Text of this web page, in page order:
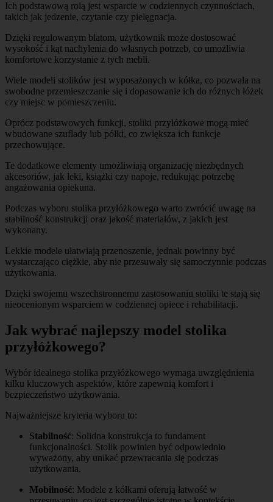
Ich podstawową rolą jest wsparcie w codziennych czynnościach,
takich jak jedzenie, czytanie czy pielęgnacja.
Dzięki regulowanym blatom, użytkownik może dostosować
wysokość i kąt nachylenia do własnych potrzeb, co umożliwia
komfortowe korzystanie z tych mebli.
Wiele modeli stolików jest wyposażonych w kółka, co pozwala na
swobodne przemieszczanie się i dopasowanie ich do różnych łóżek
czy miejsc w pomieszczeniu.
Oprócz podstawowych funkcji, stoliki przyłóżkowe mogą mieć
wbudowane szuflady lub półki, co zwiększa ich funkcje
przechowujące.
Te dodatkowe elementy umożliwiają organizację niezbędnych
akcesoriów, jak leki, książki czy napoje, redukując potrzebę
angażowania opiekuna.
Podczas wyboru stolika przyłóżkowego warto zwrócić uwagę na
stabilność konstrukcji oraz jakość materiałów, z jakich jest
wykonany.
Lekkie modele ułatwiają przenoszenie, jednak powinny być
wystarczająco ciężkie, aby nie przesuwały się samoczynnie podczas
użytkowania.
Dzięki swojemu wszechstronnemu zastosowaniu stoliki te stają się
nieocenionym wsparciem w codziennej opiece i rehabilitacji.
Jak wybrać najlepszy model stolika
przyłóżkowego?
Wybór idealnego stolika przyłóżkowego wymaga uwzględnienia
kilku kluczowych aspektów, które zapewnią komfort i
bezpieczeństwo użytkowania.
Najważniejsze kryteria wyboru to:
Stabilność: Solidna konstrukcja to fundament
funkcjonalności. Stolik powinien być odpowiednio
wyważony, aby unikać przewracania się podczas
użytkowania.
Mobilność: Modele z kółkami oferują łatwość w